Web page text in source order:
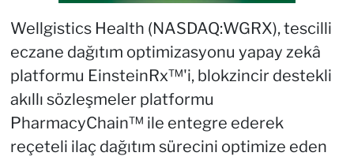
Wellgistics Health (NASDAQ:WGRX), tescilli
eczane dağıtım optimizasyonu yapay zekâ
platformu EinsteinRx™'i, blokzincir destekli
akıllı sözleşmeler platformu
PharmacyChain™ ile entegre ederek
reçeteli ilaç dağıtım sürecini optimize eden